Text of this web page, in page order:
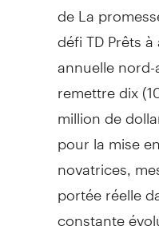
de La
défi TD Prêts
annuelle
remettre dix
million de
pour la mise
novatrices,
portée réelle
constante